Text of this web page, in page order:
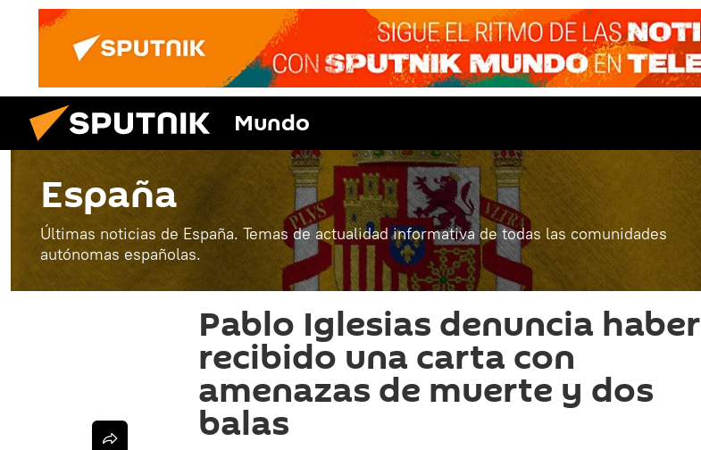
Mundo
España
Últimas noticias de España. Temas de actualidad informativa de todas las comunidades
autónomas españolas.
Pablo Iglesias denuncia haber
recibido una carta con
amenazas de muerte y dos
balas